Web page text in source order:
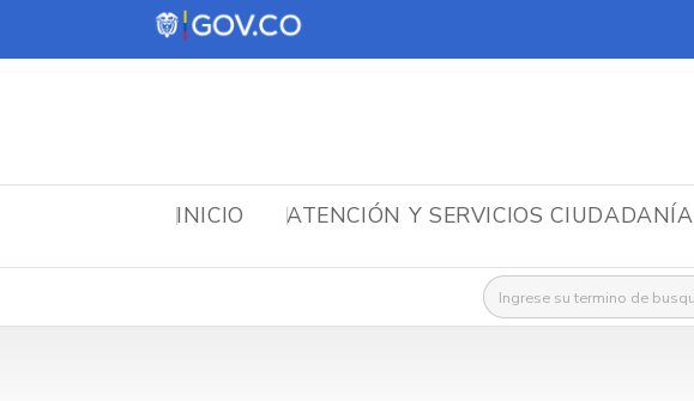
INICIO ATENCIÓN Y SERVICIOS CIUDADANÍA
Buscar: